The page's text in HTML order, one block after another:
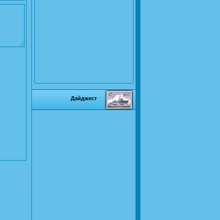
Дайджест